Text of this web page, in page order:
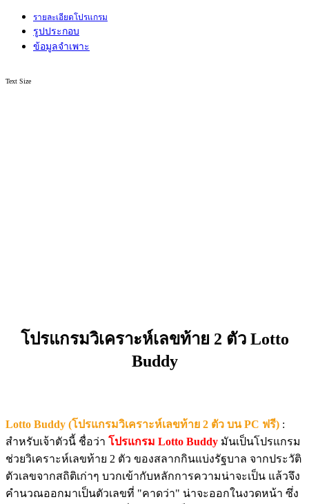
รายละเอียดโปรแกรม
รูปประกอบ
ข้อมูลจำเพาะ
Text Size
โปรแกรมวิเคราะห์เลขท้าย 2 ตัว Lotto
Buddy
Lotto Buddy (โปรแกรมวิเคราะห์เลขท้าย 2 ตัว บน PC ฟรี) :
สำหรับเจ้าตัวนี้ ชื่อว่า โปรแกรม Lotto Buddy มันเป็นโปรแกรม
ช่วยวิเคราะห์เลขท้าย 2 ตัว ของสลากกินแบ่งรัฐบาล จากประวัติ
ตัวเลขจากสถิติเก่าๆ บวกเข้ากับหลักการความน่าจะเป็น แล้วจึง
คำนวณออกมาเป็นตัวเลขที่ "คาดว่า" น่าจะออกในงวดหน้า ซึ่ง